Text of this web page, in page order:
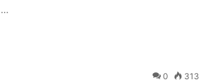
0 313